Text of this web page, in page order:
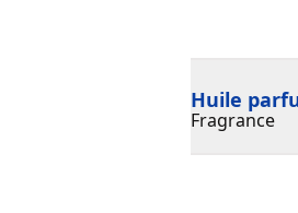
Huile
Fragrance